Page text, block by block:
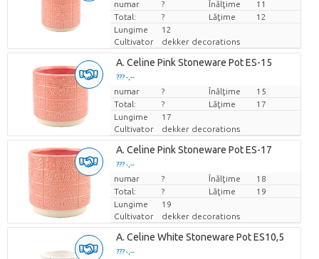
Pret per bucata
numar ? Înălţime
11
Total:
? Lăţime
12
Lungime
12
Cultivator
dekker decorations
A. Celine Pink Stoneware Pot ES-15
??? -,--
Pret per bucata
numar ? Înălţime
15
Total:
? Lăţime
17
Lungime
17
Cultivator
dekker decorations
A. Celine Pink Stoneware Pot ES-17
??? -,--
Pret per bucata
numar ? Înălţime
18
Total:
? Lăţime
19
Lungime
19
Cultivator
dekker decorations
A. Celine White Stoneware Pot ES10,5
??? -,--